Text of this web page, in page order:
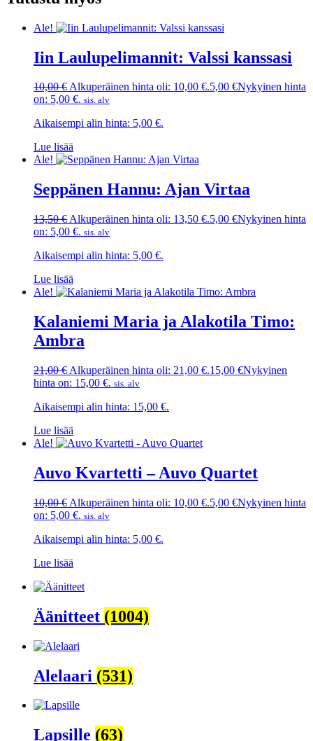
Ale!
Iin Laulupelimannit: Valssi kanssasi
10,00€Alkuperäinen hinta oli: 10,00 €.5,00 €Nykyinen hinta
on: 5,00 €. sis. alv
Aikaisempi alin hinta: 5,00 €.
Lue lisää
Ale!
Seppänen Hannu: Ajan Virtaa
13,50€ Alkuperäinen hinta oli: 13,50 €.5,00 €Nykyinen hinta
on: 5,00 €. sis. alv
Aikaisempi alin hinta: 5,00 €.
Lue lisää
Ale!
Kalaniemi Maria ja Alakotila Timo:
Ambra
21,00€ Alkuperäinen hinta oli: 21,00 €.15,00 €Nykyinen
hinta on: 15,00 €. sis. alv
Aikaisempi alin hinta: 15,00 €.
Lue lisää
Ale!
Auvo Kvartetti – Auvo Quartet
10,00€ Alkuperäinen hinta oli: 10,00 €.5,00 €Nykyinen hinta
on: 5,00 €. sis. alv
Aikaisempi alin hinta: 5,00 €.
Lue lisää
Äänitteet (1004)
Alelaari (531)
Lapsille (63)